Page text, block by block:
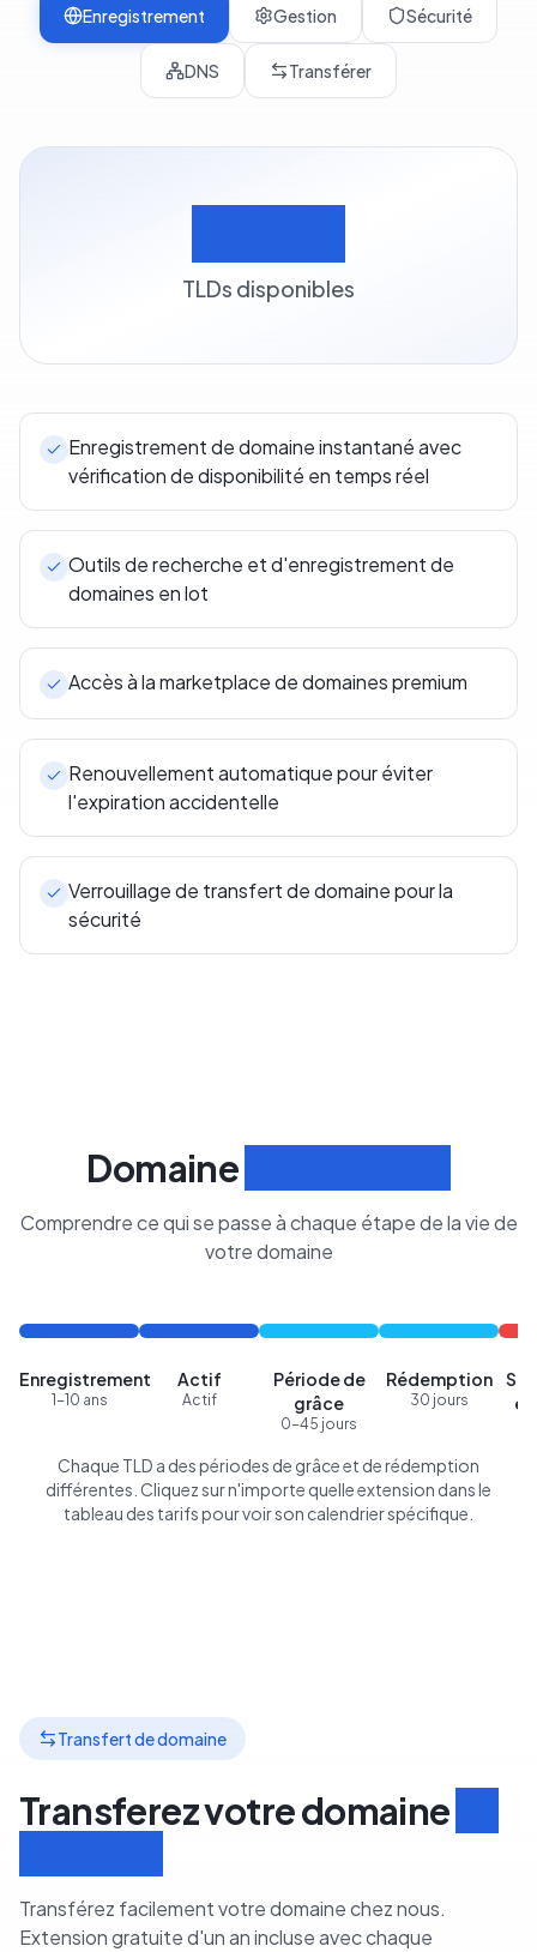
Enregistrement Gestion Sécurité
DNS Transférer
500+
TLDs disponibles
Enregistrement de domaine instantané avec
vérification de disponibilité en temps réel
Outils de recherche et d'enregistrement de
domaines en lot
Accès à la marketplace de domaines premium
Renouvellement automatique pour éviter
l'expiration accidentelle
Verrouillage de transfert de domaine pour la
sécurité
Domaine
Comprendre ce qui se passe à chaque étape de la vie de
votre domaine
Enregistrement
1-10 ans
Actif
Actif
Période de
grâce
0-45 jours
Rédemption
30 jours
Chaque TLD a des périodes de grâce et de rédemption
différentes. Cliquez sur n'importe quelle extension dans le
tableau des tarifs pour voir son calendrier spécifique.
Transfert de domaine
Transferez votre domaine
Transférez facilement votre domaine chez nous.
Extension gratuite d'un an incluse avec chaque